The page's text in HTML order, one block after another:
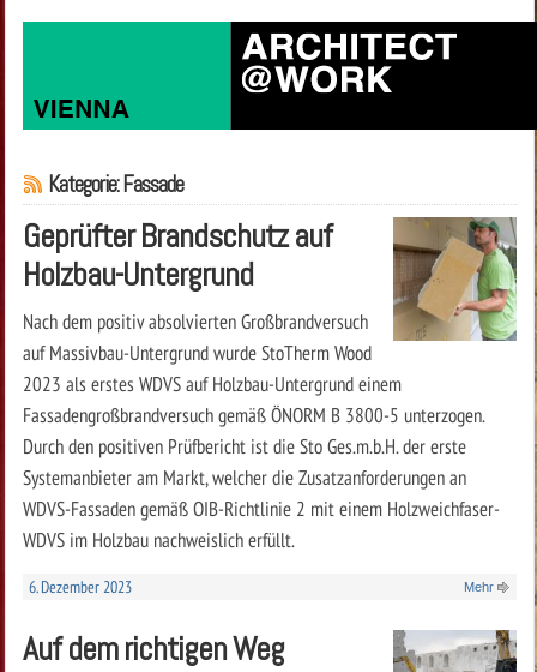
Kategorie: Fassade
Geprüfter Brandschutz auf
Holzbau-Untergrund
Nach dem positiv absolvierten Großbrandversuch
auf Massivbau-Untergrund wurde StoTherm Wood
2023 als erstes WDVS auf Holzbau-Untergrund einem
Fassadengroßbrandversuch gemäß ÖNORM B 3800-5 unterzogen.
Durch den positiven Prüfbericht ist die Sto Ges.m.b.H. der erste
Systemanbieter am Markt, welcher die Zusatzanforderungen an
WDVS-Fassaden gemäß OIB-Richtlinie 2 mit einem Holzweichfaser-
WDVS im Holzbau nachweislich erfüllt.
6. Dezember 2023 Mehr
Auf dem richtigen Weg